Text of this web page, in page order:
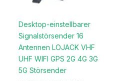
Desktop-einstellbarer
Signalstörsender 16
Antennen LOJACK VHF
UHF WIFI GPS 2G 4G 3G
5G Störsender